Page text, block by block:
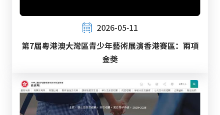
2026-05-11
第7屆粵港澳大灣區青少年藝術展演香港賽區：兩項
金奬